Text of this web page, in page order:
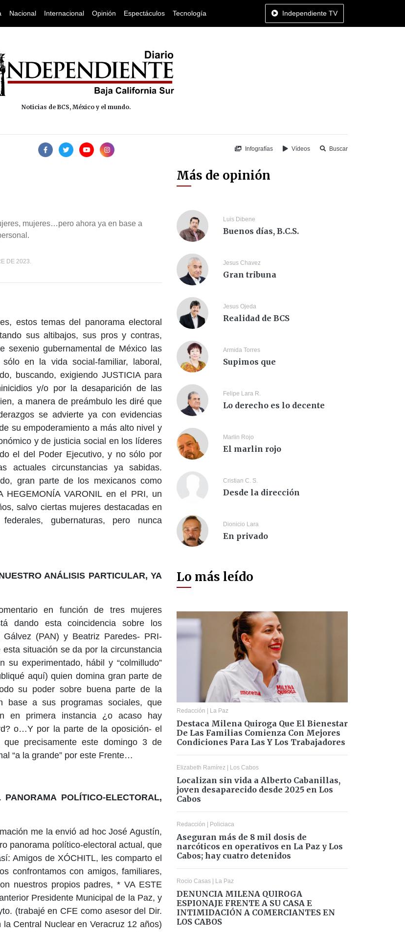
Nacional Internacional Opinión Espectáculos Tecnología Independiente TV
Noticias de BCS, México y el mundo.
Infografías Vídeos Buscar
mujeres…pero ahora ya en base a
DE 2023.
estos temas del panorama electoral
sus altibajos, sus pros y contras,
sexenio gubernamental de México las
en la vida social-familiar, laboral,
buscando, exigiendo JUSTICIA para
y/o por la desaparición de las
a manera de preámbulo les diré que
se advierte ya con evidencias
su empoderamiento a más alto nivel y
y de justicia social en los líderes
el del Poder Ejecutivo, y no sólo por
actuales circunstancias ya sabidas.
gran parte de los mexicanos como
VARONIL en el PRI, un
salvo ciertas mujeres destacadas en
gubernaturas, pero nunca
ANÁLISIS PARTICULAR, YA
en función de tres mujeres
dando esta coincidencia sobre los
(PAN) y Beatriz Paredes- PRI-
situación se da por la circunstancia
experimentado, hábil y “colmilludo”
aquí) quien domina gran parte de
su poder sobre buena parte de la
base a sus programas sociales, que
en primera instancia ¿o acaso hay
o…Y por la parte de la oposición- el
que precisamente este domingo 3 de
“a la grande” por este Frente…
POLÍTICO-ELECTORAL,
me la envió ad hoc José Agustín,
panorama político-electoral actual, que
Amigos de XÓCHITL, les comparto el
confrontamos con amigos, familiares,
nuestros propios padres, * VA ESTE
Presidente Municipal de la Paz, y
(trabajé en CFE como asesor del Dir.
Central Nuclear en Veracruz 12 años)
Más de opinión
Luis Dibene
Buenos días, B.C.S.
Jesus Chavez
Gran tribuna
Jesus Ojeda
Realidad de BCS
Armida Torres
Supimos que
Felipe Lara R.
Lo derecho es lo decente
Marlin Rojo
El marlin rojo
Cristian C. S.
Desde la dirección
Dionicio Lara
En privado
Lo más leído
Redacción | La Paz
Destaca Milena Quiroga Que El Bienestar
De Las Familias Comienza Con Mejores
Condiciones Para Las Y Los Trabajadores
Elizabeth Ramírez | Los Cabos
Localizan sin vida a Alberto Cabanillas,
joven desaparecido desde 2025 en Los
Cabos
Redacción | Policiaca
Aseguran más de 8 mil dosis de
narcóticos en operativos en La Paz y Los
Cabos; hay cuatro detenidos
Rocio Casas | La Paz
DENUNCIA MILENA QUIROGA
ESPIONAJE FRENTE A SU CASA E
INTIMIDACIÓN A COMERCIANTES EN
LOS CABOS